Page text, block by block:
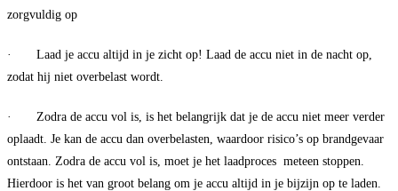
zorgvuldig op
· Laad je accu altijd in je zicht op! Laad de accu niet in de nacht op,
zodat hij niet overbelast wordt.
· Zodra de accu vol is, is het belangrijk dat je de accu niet meer verder
oplaadt. Je kan de accu dan overbelasten, waardoor risico’s op brandgevaar
ontstaan. Zodra de accu vol is, moet je het laadproces meteen stoppen.
Hierdoor is het van groot belang om je accu altijd in je bijzijn op te laden.